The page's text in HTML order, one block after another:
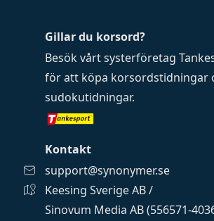
Gillar du korsord?
Besök vårt systerföretag
för att köpa korsordstidningar
sudokutidningar.
Kontakt
support@synonymer.se
Keesing Sverige AB /
Sinovum Media AB (556571-